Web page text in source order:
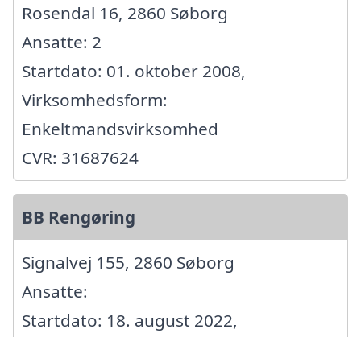
Rosendal 16, 2860 Søborg
Ansatte: 2
Startdato: 01. oktober 2008,
Virksomhedsform:
Enkeltmandsvirksomhed
CVR: 31687624
BB Rengøring
Signalvej 155, 2860 Søborg
Ansatte:
Startdato: 18. august 2022,